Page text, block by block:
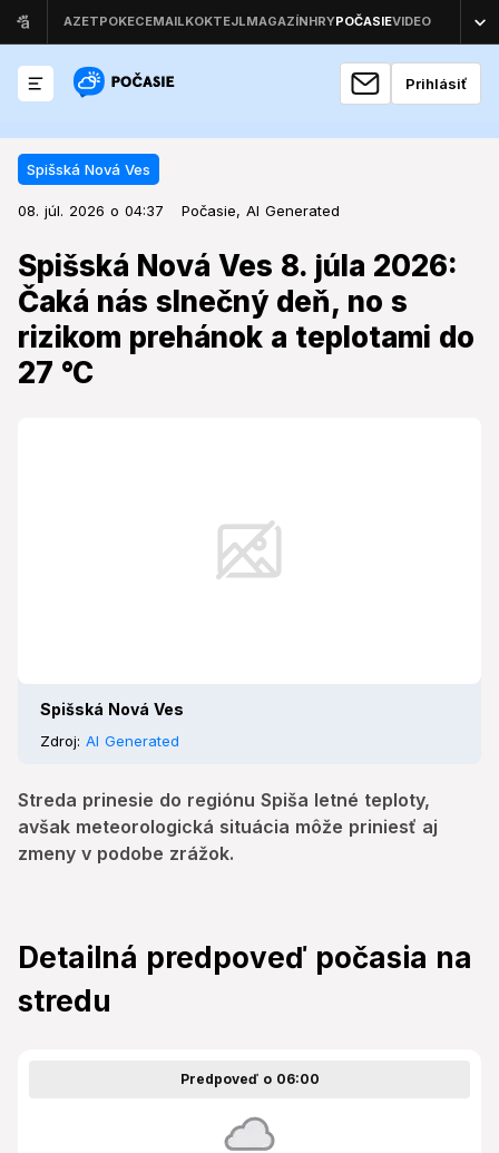
Prihlásiť
Spišská Nová Ves
08. júl. 2026 o 04:37 Počasie, AI Generated
Spišská Nová Ves 8. júla 2026:
Čaká nás slnečný deň, no s
rizikom prehánok a teplotami do
27 °C
Spišská Nová Ves
Zdroj: AI Generated
Streda prinesie do regiónu Spiša letné teploty,
avšak meteorologická situácia môže priniesť aj
zmeny v podobe zrážok.
Spišská Nová Ves
Spišská Nová Ves 8. júla 2026:
Čaká nás slnečný deň, no s
rizikom prehánok a teplotami do
27 °C
Streda prinesie do regiónu Spiša letné teploty, avšak
Detailná predpoveď počasia na
stredu
Predpoveď o 06:00